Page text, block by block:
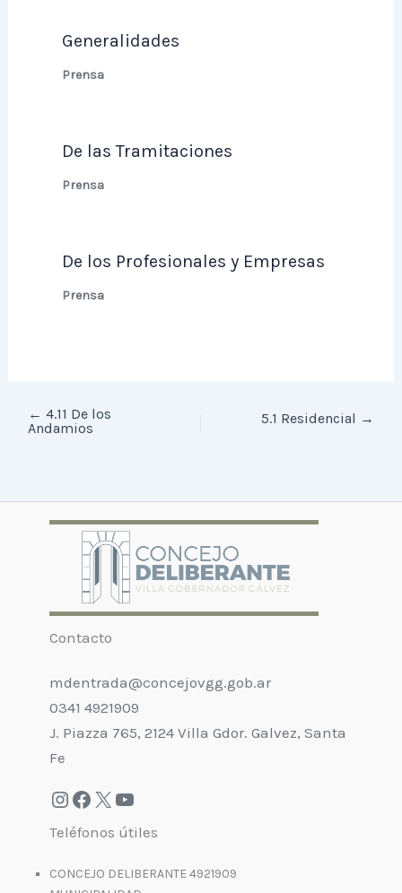
Generalidades
Prensa
De las Tramitaciones
Prensa
De los Profesionales y Empresas
Prensa
← 4.11 De los
Andamios
5.1 Residencial →
Contacto
mdentrada@concejovgg.gob.ar
0341 4921909
J. Piazza 765, 2124 Villa Gdor. Galvez, Santa
Fe
Teléfonos útiles
CONCEJO DELIBERANTE 4921909